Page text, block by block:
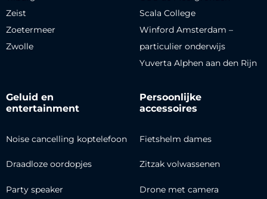
Zeist
Zoetermeer
Zwolle
Scala College
Winford Amsterdam –
particulier onderwijs
Yuverta Alphen aan den Rijn
Geluid en
entertainment
Noise cancelling koptelefoon
Draadloze oordopjes
Party speaker
Persoonlijke
accessoires
Fietshelm dames
Zitzak volwassenen
Drone met camera